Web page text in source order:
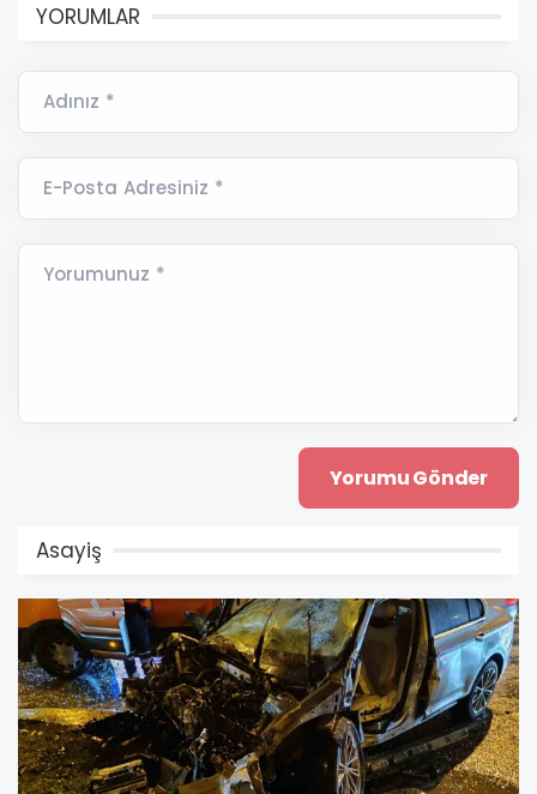
YORUMLAR
Adınız *
E-Posta Adresiniz *
Yorumunuz *
Asayiş